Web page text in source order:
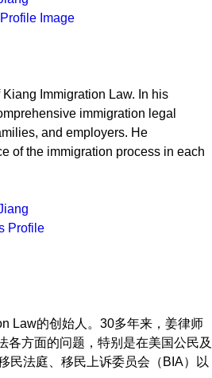
Immigration Law. In his
immigration legal
and employers. He
of the immigration process in each
Law的创始人。30多年来，姜律师
各方面的问题，特别是在美国公民及
民法庭、移民上诉委员会（BIA）以